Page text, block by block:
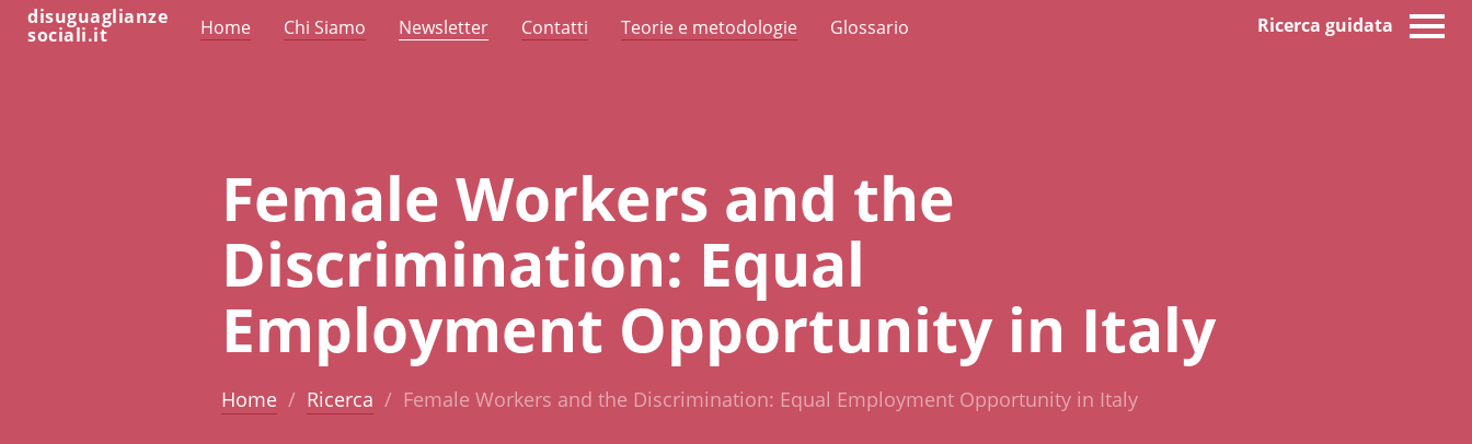
disuguaglianze
sociali.it Home Chi Siamo Newsletter Contatti Teorie e metodologie Glossario Ricerca guidata
Female Workers and the
Discrimination: Equal
Employment Opportunity in Italy
Home Ricerca Female Workers and the Discrimination: Equal Employment Opportunity in Italy